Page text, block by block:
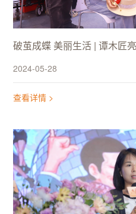
破茧成蝶 美丽生活 | 谭木匠
2024-05-28
查看详情 >